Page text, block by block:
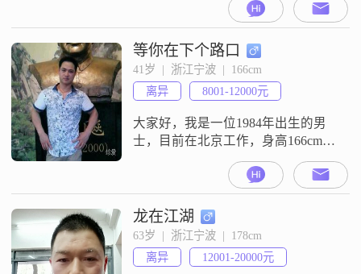
20000 元这个范围。我的学历是中
专。我觉得自己最大的特点就是情
绪稳定，不会动不动就发脾气或者
情绪大起大落。家庭观念在我心里
一直占据着很重要的位置，我认为
家庭的和睦温馨是最宝贵的。我也
是个独立自信的人，能
等你在下个路口
41岁  |  浙江宁波  |  166cm
离异
8001-12000元
大家好，我是一位1984年出生的男
士，目前在北京工作，身高166cm，
月收入在5001到8000元之间。我的
学历是中专，虽然不是很高，但我
一直在努力提升自己。我性格幽默
风趣，喜欢在生活中找乐趣，也愿
意把快乐带给大家。责任感强是我
的一个特点，无论是对工作还是对
家庭，我都会尽力去承担和负责。
龙在江湖
63岁  |  浙江宁波  |  178cm
离异
12001-20000元